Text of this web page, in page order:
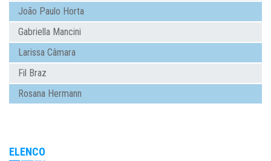
João Paulo Horta
Gabriella Mancini
Larissa Câmara
Fil Braz
Rosana Hermann
ELENCO